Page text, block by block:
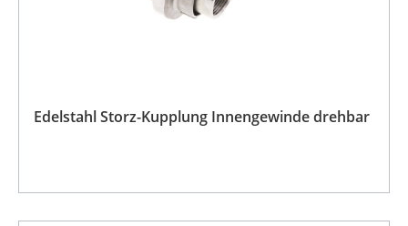
Edelstahl Storz-Kupplung Innengewinde drehbar